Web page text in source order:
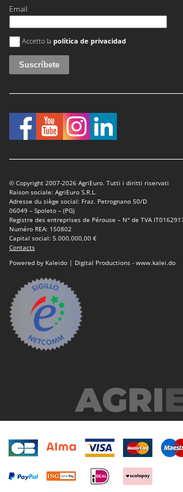
Email
Se ha producido un error
Accetto la política de privacidad
© Copyright 2007-2026 AgriEuro. Tutti i diritti riservati
Raison sociale: AgriEuro S.R.L.
Adresse du siège social: Fraz. Petrognano 50/D
06049 – Spoleto – (PG)
Registre des entreprises de Pérouse – N° de TVA
Numéro REA: 150802
Capital social: 5.000.000,00 €
Contacts
Powered by Kaleido | Digital Productions - www.kalei.do